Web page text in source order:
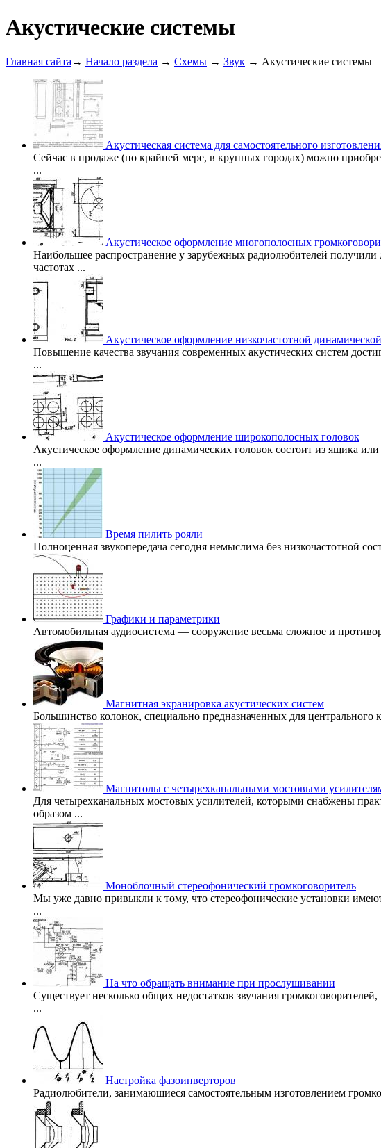
Акустические системы
Главная сайта → Начало раздела → Схемы → Звук → Акустические системы
Акустическая система для самостоятельного
Сейчас в продаже (по крайней мере, в крупных городах) можно
...
Акустическое оформление многополосных
Наибольшее распространение у зарубежных радиолюбителей
частотах ...
Акустическое оформление низкочастотной
Повышение качества звучания современных акустических систем
...
Акустическое оформление широкополосных головок
Акустическое оформление динамических головок состоит из ящика
...
Время пилить рояли
Полноценная звукопередача сегодня немыслима без низкочастотной
Графики и параметрики
Автомобильная аудиосистема — сооружение весьма сложное и
Магнитная экранировка акустических систем
Большинство колонок, специально предназначенных для
Магнитолы с четырехканальными мостовыми
Для четырехканальных мостовых усилителей, которыми снабжены
образом ...
Моноблочный стереофонический громкоговоритель
Мы уже давно привыкли к тому, что стереофонические установки
...
На что обращать внимание при прослушивании
Существует несколько общих недостатков звучания
...
Настройка фазоинверторов
Радиолюбители, занимающиеся самостоятельным изготовлением